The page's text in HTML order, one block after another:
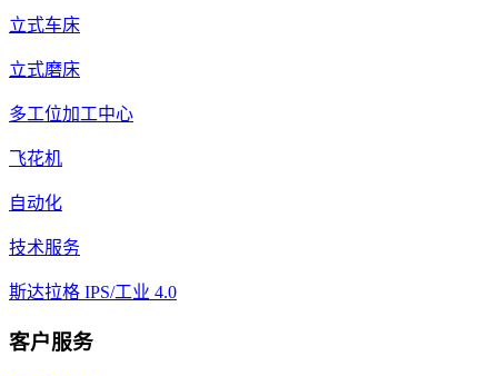
立式车床
立式磨床
多工位加工中心
飞花机
自动化
技术服务
斯达拉格 IPS/工业 4.0
客户服务